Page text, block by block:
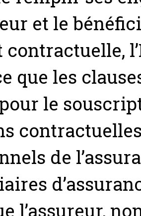
et le
contractuelle,
que les
le
de
l’assureur,